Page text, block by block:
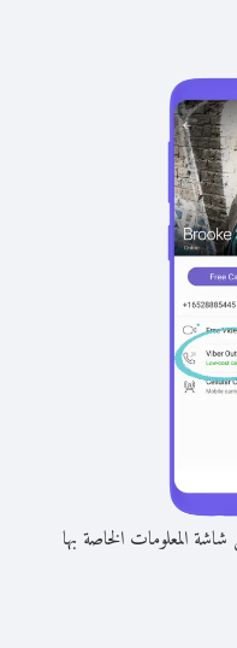
المعلومات الخاصة بها